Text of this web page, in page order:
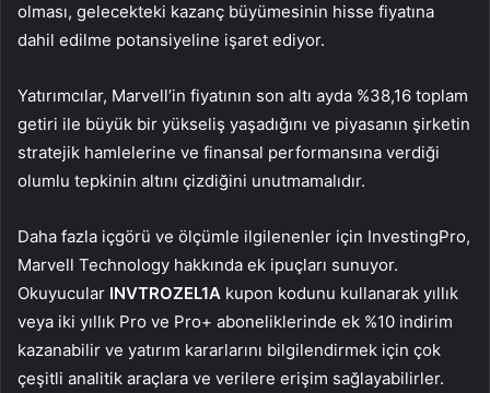
olması, gelecekteki kazanç büyümesinin hisse fiyatına
dahil edilme potansiyeline işaret ediyor.
Yatırımcılar, Marvell’in fiyatının son altı ayda %38,16 toplam
getiri ile büyük bir yükseliş yaşadığını ve piyasanın şirketin
stratejik hamlelerine ve finansal performansına verdiği
olumlu tepkinin altını çizdiğini unutmamalıdır.
Daha fazla içgörü ve ölçümle ilgilenenler için InvestingPro,
Marvell Technology hakkında ek ipuçları sunuyor.
Okuyucular INVTROZEL1A kupon kodunu kullanarak yıllık
veya iki yıllık Pro ve Pro+ aboneliklerinde ek %10 indirim
kazanabilir ve yatırım kararlarını bilgilendirmek için çok
çeşitli analitik araçlara ve verilere erişim sağlayabilirler.